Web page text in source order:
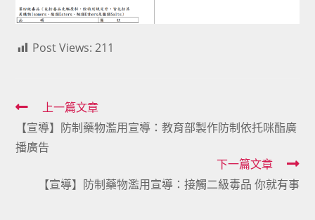
Post Views: 211
Read
more
articles
上一篇文章
【宣導】防制藥物濫用宣導：教育部製作防制依托咪酯廣
播廣告
下一篇文章
【宣導】防制藥物濫用宣導：接觸二級毒品 你就有事